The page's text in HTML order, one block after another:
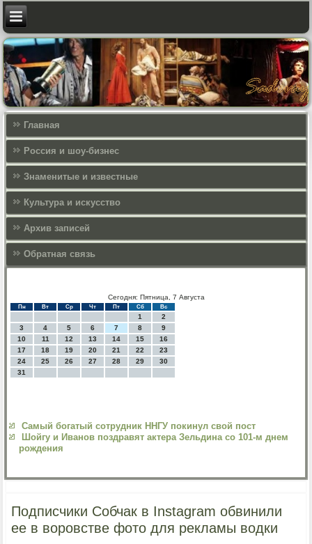
Главная
Россия и шоу-бизнес
Знаменитые и известные
Культура и искусcтво
Архив записей
Обратная связь
Сегодня: Пятница, 7 Августа
Пн Вт Ср Чт Пт Сб Вс
1
2
3
4 5 6 7 8
9
10
11 12 13 14 15
16
17
18 19 20 21 22
23
24
25 26 27 28 29
30
31
Самый богатый сотрудник ННГУ покинул свой пост
Шойгу и Иванов поздравят актера Зельдина со 101-м днем
рождения
Подписчики Собчак в Instagram обвинили
ее в воровстве фото для рекламы водки